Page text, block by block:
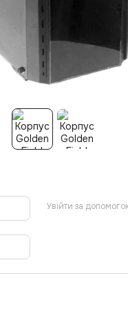
Увійти за